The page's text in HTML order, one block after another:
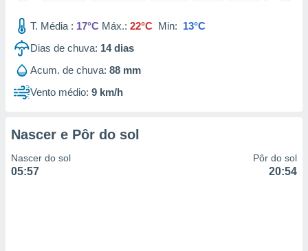
utilizar
criar
medir
da
medir o
T. Média : 17°C Máx.: 22°C Min: 13°C
Dias de chuva: 14dias
Acum. de chuva: 88 mm
Vento médio: 9 km/h
Nascer e Pôr do sol
Nascer do sol
05:57
Pôr do sol
20:54